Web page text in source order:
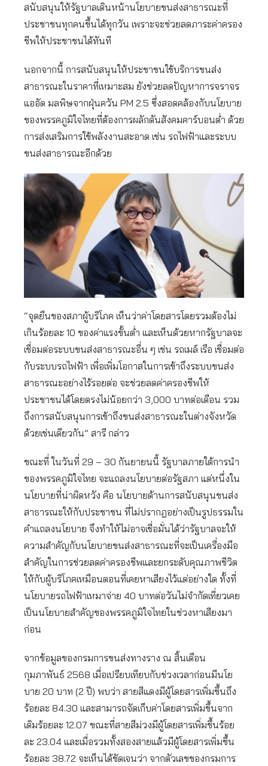
สนับสนุนให้รัฐบาลเดินหน้านโยบายขนส่งสาธารณะที่
ประชาชนทุกคนขึ้นได้ทุกวัน เพราะจะช่วยลดภาระค่าครอง
ชีพให้ประชาชนได้ทันที
นอกจากนี้ การสนับสนุนให้ประชาชนใช้บริการขนส่ง
สาธารณะในราคาที่เหมาะสม ยังช่วยลดปัญหาการจราจร
แออัด มลพิษจากฝุ่นควัน PM 2.5 ซึ่งสอดคล้องกับนโยบาย
ของพรรคภูมิใจไทยที่ต้องการผลักดันสังคมคาร์บอนต่ำ ด้วย
การส่งเสริมการใช้พลังงานสะอาด เช่น รถไฟฟ้าและระบบ
ขนส่งสาธารณะอีกด้วย
“จุดยืนของสภาผู้บริโภค เห็นว่าค่าโดยสารโดยรวมต้องไม่
เกินร้อยละ 10 ของค่าแรงขั้นต่ำ และเห็นด้วยหากรัฐบาลจะ
เชื่อมต่อระบบขนส่งสาธารณะอื่น ๆ เช่น รถเมล์ เรือ เชื่อมต่อ
กับระบบรถไฟฟ้า เพื่อเพิ่มโอกาสในการเข้าถึงระบบขนส่ง
สาธารณะอย่างไร้รอยต่อ จะช่วยลดค่าครองชีพให้
ประชาชนได้โดยตรงไม่น้อยกว่า 3,000 บาทต่อเดือน รวม
ถึงการสนับสนุนการเข้าถึงขนส่งสาธารณะในต่างจังหวัด
ด้วยเช่นเดียวกัน” สารี กล่าว
ขณะที่ ในวันที่ 29 – 30 กันยายนนี้ รัฐบาลภายใต้การนำ
ของพรรคภูมิใจไทย จะแถลงนโยบายต่อรัฐสภา แต่หนึ่งใน
นโยบายที่น่าผิดหวัง คือ นโยบายด้านการสนับสนุนขนส่ง
สาธารณะให้กับประชาชน ที่ไม่ปรากฎอย่างเป็นรูปธรรมใน
คำแถลงนโยบาย จึงทำให้ไม่อาจเชื่อมั่นได้ว่ารัฐบาลจะให้
ความสำคัญกับนโยบายขนส่งสาธารณะที่จะเป็นเครื่องมือ
สำคัญในการช่วยลดค่าครองชีพและยกระดับคุณภาพชีวิต
ให้กับผู้บริโภคเหมือนตอนที่เคยหาเสียงไว้แต่อย่างใด ทั้งที่
นโยบายรถไฟฟ้าเหมาจ่าย 40 บาทต่อวันไม่จำกัดเที่ยวเคย
เป็นนโยบายสำคัญของพรรคภูมิใจไทยในช่วงหาเสียงมา
ก่อน
จากข้อมูลของกรมการขนส่งทางราง ณ สิ้นเดือน
กุมภาพันธ์ 2568 เมื่อเปรียบเทียบกับช่วงเวลาก่อนมีนโย
บาย 20 บาท (2 ปี) พบว่า สายสีแดงมีผู้โดยสารเพิ่มขึ้นถึง
ร้อยละ 84.30 และสามารถจัดเก็บค่าโดยสารเพิ่มขึ้นจาก
เดิมร้อยละ 12.07 ขณะที่สายสีม่วงมีผู้โดยสารเพิ่มขึ้นร้อย
ละ 23.04 และเมื่อรวมทั้งสองสายแล้วมีผู้โดยสารเพิ่มขึ้น
ร้อยละ 38.72 จะเห็นได้ชัดเจนว่า จากตัวเลขของกรมการ